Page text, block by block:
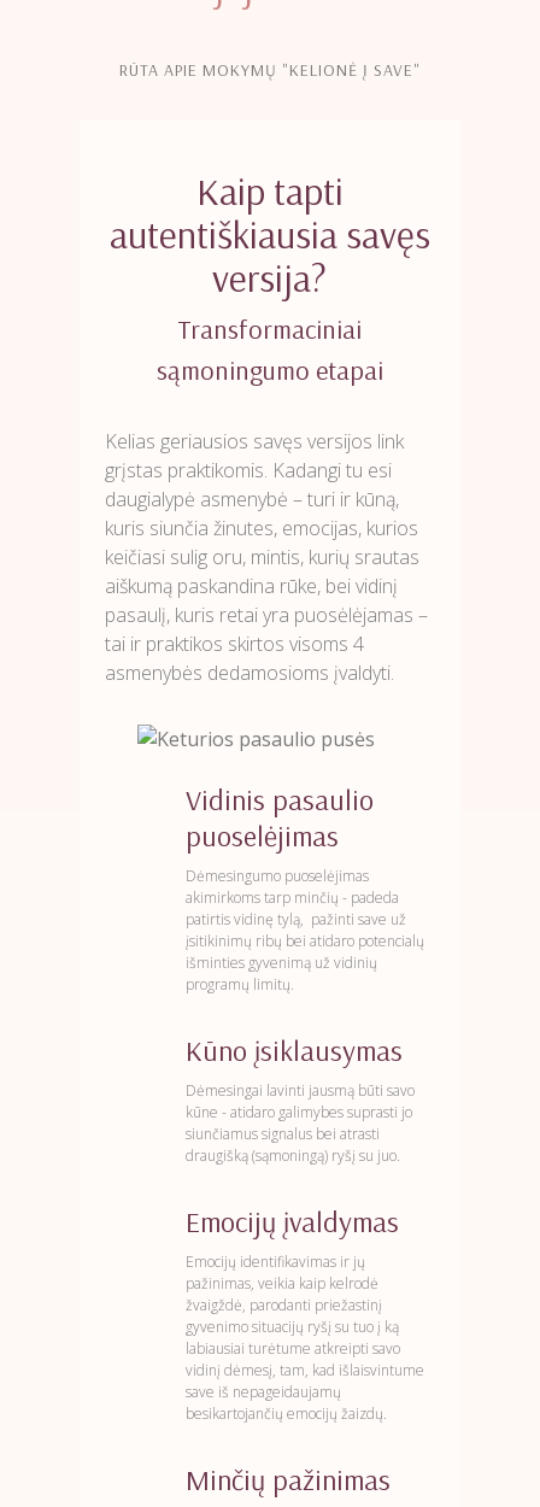
RŪTA APIE MOKYMŲ "KELIONĖ Į SAVE"
Kaip tapti
autentiškiausia savęs
versija?
Transformaciniai
sąmoningumo etapai
Kelias geriausios savęs versijos link
grįstas praktikomis. Kadangi tu esi
daugialypė asmenybė – turi ir kūną,
kuris siunčia žinutes, emocijas, kurios
keičiasi sulig oru, mintis, kurių srautas
aiškumą paskandina rūke, bei vidinį
pasaulį, kuris retai yra puosėlėjamas –
tai ir praktikos skirtos visoms 4
asmenybės dedamosioms įvaldyti.
Vidinis pasaulio
puoselėjimas
Dėmesingumo puoselėjimas
akimirkoms tarp minčių - padeda
patirtis vidinę tylą, pažinti save už
įsitikinimų ribų bei atidaro potencialų
išminties gyvenimą už vidinių
programų limitų.
Kūno įsiklausymas
Dėmesingai lavinti jausmą būti savo
kūne - atidaro galimybes suprasti jo
siunčiamus signalus bei atrasti
draugišką (sąmoningą) ryšį su juo.
Emocijų įvaldymas
Emocijų identifikavimas ir jų
pažinimas, veikia kaip kelrodė
žvaigždė, parodanti priežastinį
gyvenimo situacijų ryšį su tuo į ką
labiausiai turėtume atkreipti savo
vidinį dėmesį, tam, kad išlaisvintume
save iš nepageidaujamų
besikartojančių emocijų žaizdų.
Minčių pažinimas